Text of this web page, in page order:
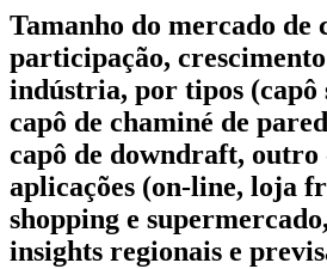
Tamanho do mercado de
participação,
indústria, por tipos (capô
capô de chaminé de
capô de downdraft, outro
aplicações (on-line, loja
shopping e
insights regionais e